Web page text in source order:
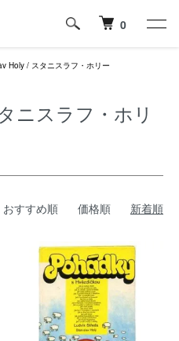
0
Holy / スタニスラフ・ホリー
ニスラフ・ホリ
おすすめ順 価格順 新着順